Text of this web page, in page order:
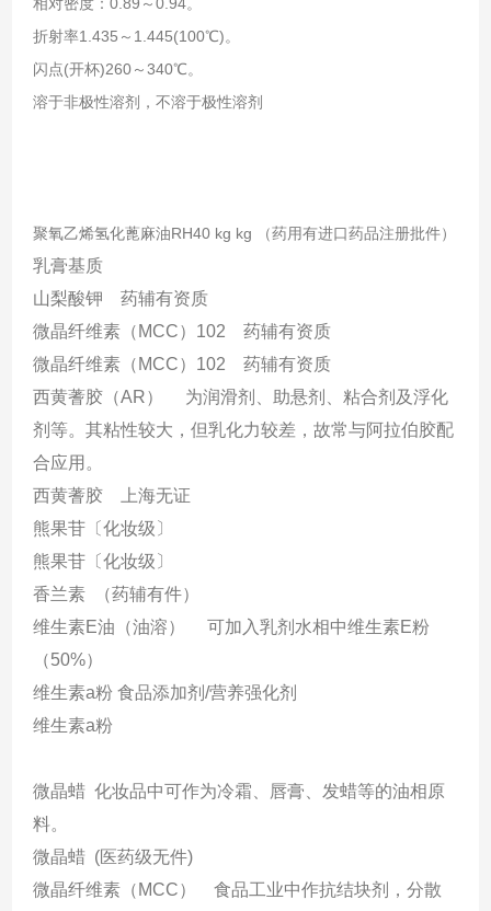
折射率1.435～1.445(100℃)。
闪点(开杯)260～340℃。
溶于非极性溶剂，不溶于极性溶剂
聚氧乙烯氢化蓖麻油RH40 kg kg （药用有进口药品注册批件）
乳膏基质
山梨酸钾 药辅有资质
微晶纤维素（ MCC） 102 药辅有资质
微晶纤维素（ MCC） 102 药辅有资质
西黄蓍胶（AR） 为润滑剂、助悬剂、粘合剂及浮化
剂等。其粘性较大，但乳化力较差，故常与阿拉伯胶配
合应用。
西黄蓍胶 上海无证
熊果苷〔化妆级〕
熊果苷〔化妆级〕
香兰素 （药辅有件）
维生素E油（油溶） 可加入乳剂水相中维生素E粉
（50%）
维生素a粉 食品添加剂 /营养强化剂
维生素a粉
微晶蜡 化妆品中可作为冷霜、唇膏、发蜡等的油相原
料。
微晶蜡(医药级无件)
微晶纤维素（ MCC） 食品工业中作抗结块剂，分散